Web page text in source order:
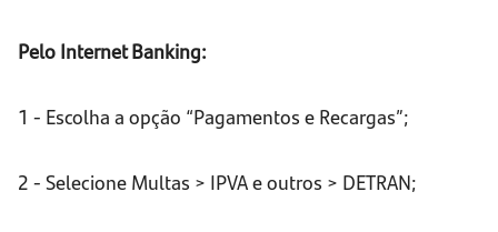
Pelo Internet Banking:
1 - Escolha a opção “Pagamentos e Recargas”;
2 - Selecione Multas > IPVA e outros > DETRAN;